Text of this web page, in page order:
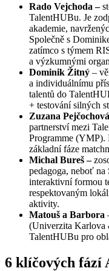
Rado Vejchoda –
TalentHUBu. Je
akademie,
Společně s
zatímco s týmem
a výzkumnými
Dominik Žitný –
a individuálnímu
talentů do
+ testování silných
Zuzana Pejčochová
partnerství mezi
Programme (YMP).
základní fáze
Michal Bureš –
pedagoga, neboť
interaktivní formou
respektovaným
aktivity.
Matouš a Barbora
(Univerzita
TalentHUBu pro
6 klíčových fází